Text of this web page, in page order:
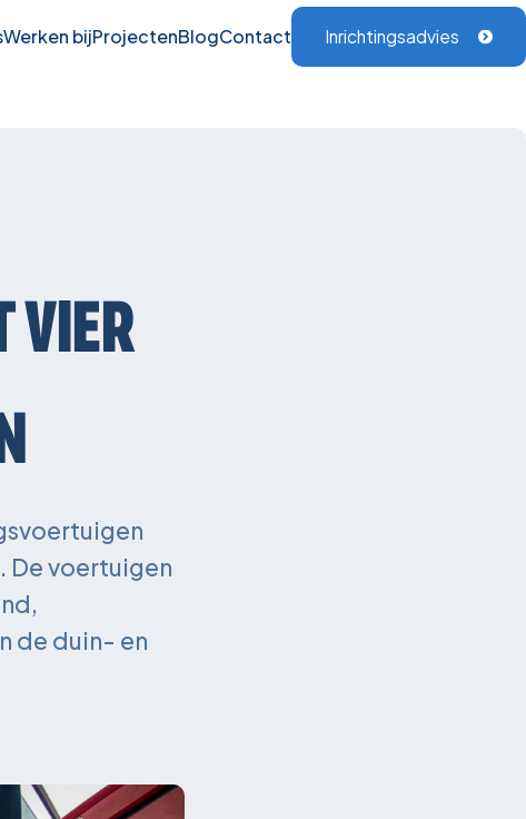
Werken bijProjectenBlogContact Inrichtingsadvies
VIER
voertuigen
de duin- en